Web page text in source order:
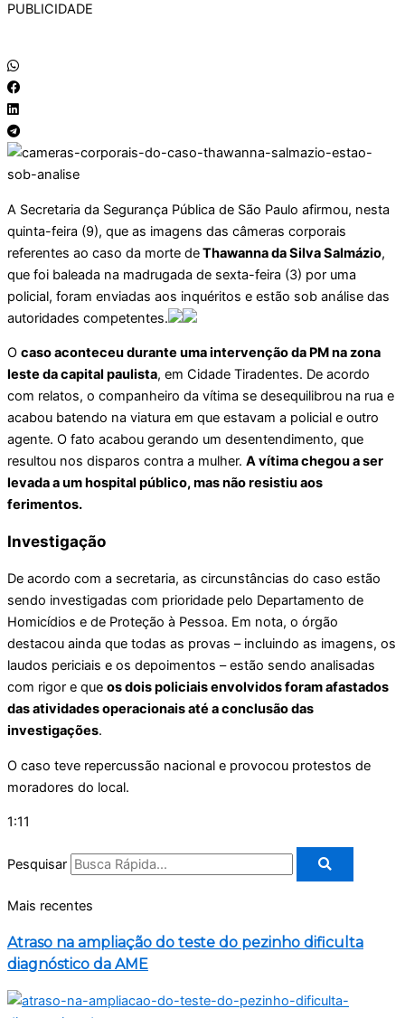
PUBLICIDADE
A Secretaria da Segurança Pública de São Paulo afirmou, nesta
quinta-feira (9), que as imagens das câmeras corporais
referentes ao caso da morte deThawanna da Silva Salmázio,
que foi baleada na madrugada de sexta-feira (3) por uma
policial, foram enviadas aos inquéritos e estão sob análise das
autoridades competentes.
O caso aconteceu durante uma intervenção da PM na zona
leste da capital paulista, em Cidade Tiradentes. De acordo
com relatos, o companheiro da vítima se desequilibrou na rua e
acabou batendo na viatura em que estavam a policial e outro
agente. O fato acabou gerando um desentendimento, que
resultou nos disparos contra a mulher. A vítima chegou a ser
levada a um hospital público, mas não resistiu aos
ferimentos.
Investigação
De acordo com a secretaria, as circunstâncias do caso estão
sendo investigadas com prioridade pelo Departamento de
Homicídios e de Proteção à Pessoa. Em nota, o órgão
destacou ainda que todas as provas – incluindo as imagens, os
laudos periciais e os depoimentos – estão sendo analisadas
com rigor e que os dois policiais envolvidos foram afastados
das atividades operacionais até a conclusão das
investigações.
O caso teve repercussão nacional e provocou protestos de
moradores do local.
1:11
Pesquisar
Mais recentes
Atraso na ampliação do teste do pezinho dificulta
diagnóstico da AME